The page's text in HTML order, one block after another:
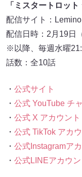
「ミスタートロット
配信サイト：Lemino
配信日時：2月19日
※以降、毎週水曜
話数：全10話
・ 公式サイト
・ 公式 YouTube チ
・ 公式 X アカウント
・ 公式 TikTok アカ
・ 公式Instagramア
・ 公式LINEアカウン